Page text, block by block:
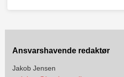
Ansvarshavende redaktør
Jakob Jensen